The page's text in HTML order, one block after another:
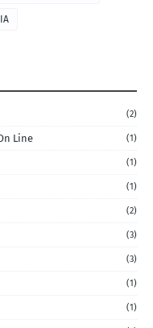
(2)
Line (1)
(1)
(1)
(2)
(3)
(3)
(1)
(1)